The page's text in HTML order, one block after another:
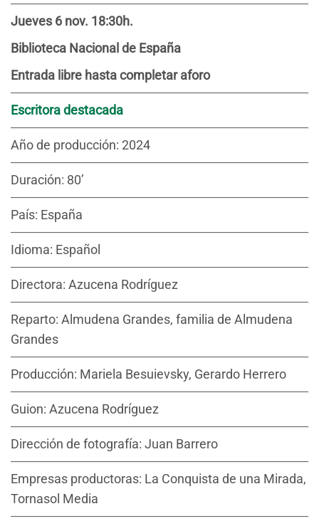
Jueves 6 nov. 18:30h.
Biblioteca Nacional de España
Entrada libre hasta completar aforo
Escritora destacada
Año de producción: 2024
Duración: 80’
País: España
Idioma: Español
Directora: Azucena Rodríguez
Reparto: Almudena Grandes, familia de Almudena
Grandes
Producción: Mariela Besuievsky, Gerardo Herrero
Guion: Azucena Rodríguez
Dirección de fotografía: Juan Barrero
Empresas productoras: La Conquista de una Mirada,
Tornasol Media